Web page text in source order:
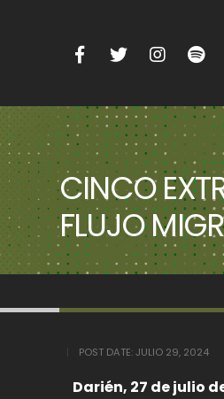
CINCO
FLUJO
POST DATE:JULIO 29, 2024
Darién, 27 de julio